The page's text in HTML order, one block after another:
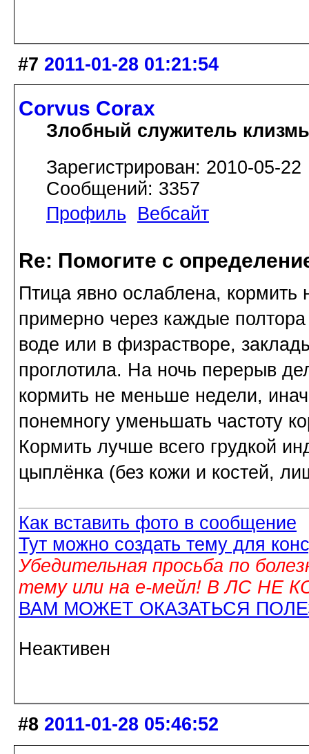
#7 2011-01-28 01:21:54
Corvus Corax
Злобный служитель
Зарегистрирован: 2010-05-22
Сообщений: 3357
Профиль
Вебсайт
Re: Помогите с
Птица явно ослаблена, кормить
примерно через каждые
воде или в физрастворе,
проглотила. На ночь перерыв
кормить не меньше недели,
понемногу уменьшать частоту
Кормить лучше всего грудкой
цыплёнка (без кожи и костей,
Как вставить фото в сообщение
Тут можно создать тему для
Убедительная просьба по
тему или на е-мейл! В ЛС НЕ
ВАМ МОЖЕТ ОКАЗАТЬСЯ
Неактивен
#8 2011-01-28 05:46:52